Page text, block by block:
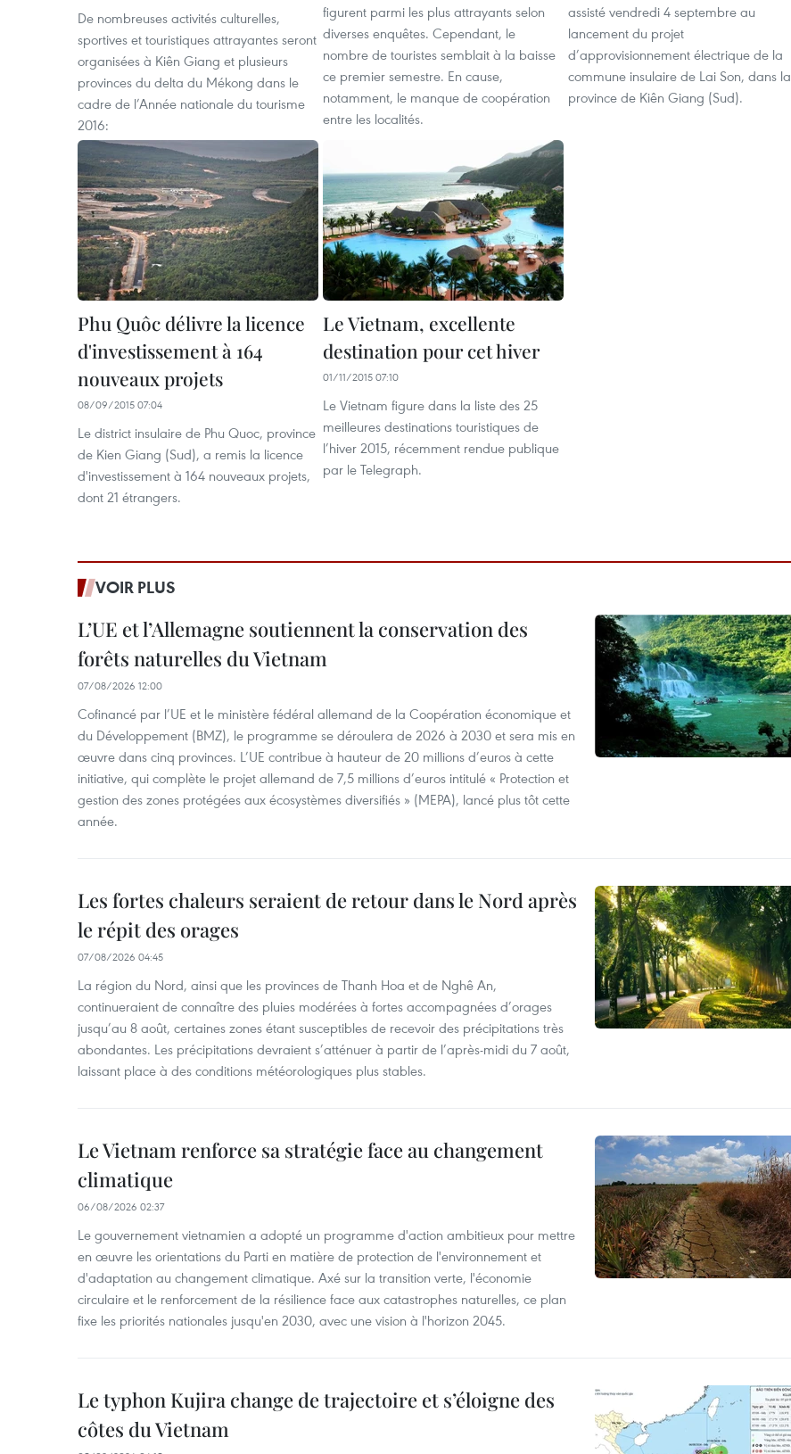
De nombreuses activités culturelles,
sportives et touristiques attrayantes seront
organisées à Kiên Giang et plusieurs
provinces du delta du Mékong dans le
cadre de l’Année nationale du tourisme
2016:
figurent parmi les plus attrayants selon
diverses enquêtes. Cependant, le
nombre de touristes semblait à la baisse
ce premier semestre. En cause,
notamment, le manque de coopération
entre les localités.
assisté vendredi 4 septembre au
lancement du projet
d’approvisionnement électrique de la
commune insulaire de Lai Son, dans la
province de Kiên Giang (Sud).
Phu Quôc délivre la licence
d'investissement à 164
nouveaux projets
08/09/2015 07:04
Le district insulaire de Phu Quoc, province
de Kien Giang (Sud), a remis la licence
d'investissement à 164 nouveaux projets,
dont 21 étrangers.
Le Vietnam, excellente
destination pour cet hiver
01/11/2015 07:10
Le Vietnam figure dans la liste des 25
meilleures destinations touristiques de
l’hiver 2015, récemment rendue publique
par le Telegraph.
VOIR PLUS
L’UE et l’Allemagne soutiennent la conservation des
forêts naturelles du Vietnam
07/08/2026 12:00
Cofinancé par l’UE et le ministère fédéral allemand de la Coopération économique et
du Développement (BMZ), le programme se déroulera de 2026 à 2030 et sera mis en
œuvre dans cinq provinces. L’UE contribue à hauteur de 20 millions d’euros à cette
initiative, qui complète le projet allemand de 7,5 millions d’euros intitulé « Protection et
gestion des zones protégées aux écosystèmes diversifiés » (MEPA), lancé plus tôt cette
année.
Les fortes chaleurs seraient de retour dans le Nord après
le répit des orages
07/08/2026 04:45
La région du Nord, ainsi que les provinces de Thanh Hoa et de Nghê An,
continueraient de connaître des pluies modérées à fortes accompagnées d’orages
jusqu’au 8 août, certaines zones étant susceptibles de recevoir des précipitations très
abondantes. Les précipitations devraient s’atténuer à partir de l’après-midi du 7 août,
laissant place à des conditions météorologiques plus stables.
Le Vietnam renforce sa stratégie face au changement
climatique
06/08/2026 02:37
Le gouvernement vietnamien a adopté un programme d'action ambitieux pour mettre
en œuvre les orientations du Parti en matière de protection de l'environnement et
d'adaptation au changement climatique. Axé sur la transition verte, l'économie
circulaire et le renforcement de la résilience face aux catastrophes naturelles, ce plan
fixe les priorités nationales jusqu'en 2030, avec une vision à l'horizon 2045.
Le typhon Kujira change de trajectoire et s’éloigne des
côtes du Vietnam